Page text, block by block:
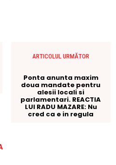
ARTICOLUL URMĂTOR
Ponta anunta maxim
doua mandate pentru
alesii locali si
parlamentari. REACTIA
LUI RADU MAZARE: Nu
cred ca e in regula